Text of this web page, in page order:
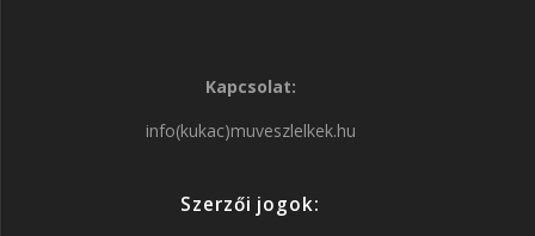
s
Kapcsolat:
info(kukac)muveszlelkek.hu
Szerzői jogok: